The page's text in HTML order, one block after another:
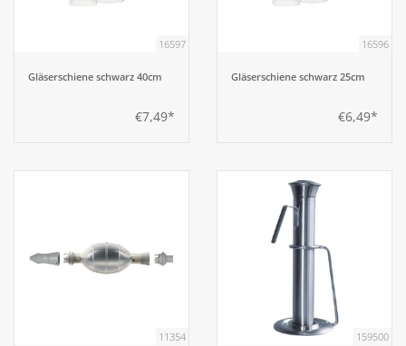
16597
Gläserschiene schwarz 40cm
€7,49*
16596
Gläserschiene schwarz 25cm
€6,49*
11354 159500